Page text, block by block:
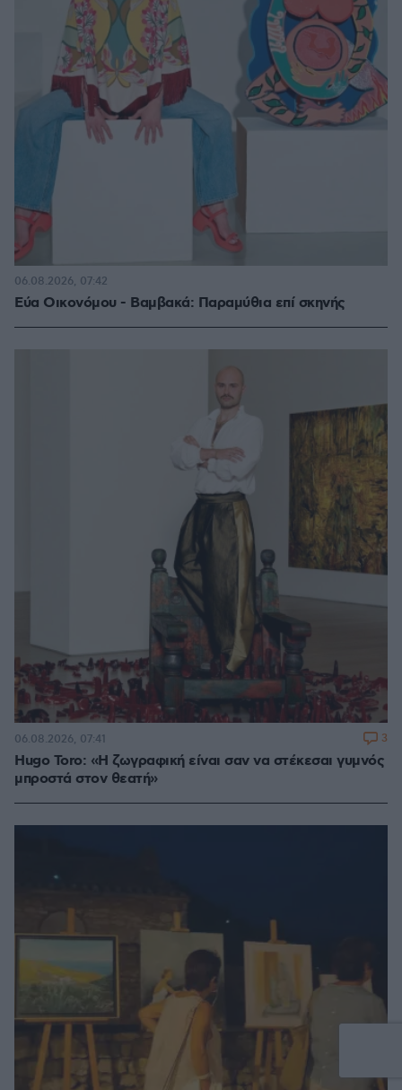
Εύα Οικονόμου - Βαμβακά: Παραμύθια επί σκηνής
06.08.2026, 07:42
Hugo Toro: «Η ζωγραφική είναι σαν να στέκεσαι γυμνός
μπροστά στον θεατή»
06.08.2026, 07:41 3